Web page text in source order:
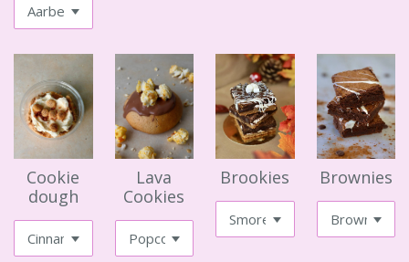
Cookie
dough
Lava
Cookies
Brookies Brownies